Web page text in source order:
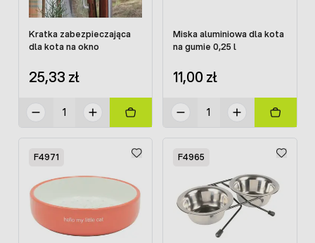
Kratka zabezpieczająca
dla kota na okno
25,33 zł
Miska aluminiowa dla kota
na gumie 0,25 l
11,00 zł
F4971 F4965